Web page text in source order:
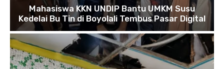
Mahasiswa KKN UNDIP Bantu UMKM Susu
Kedelai Bu Tin di Boyolali Tembus Pasar Digital